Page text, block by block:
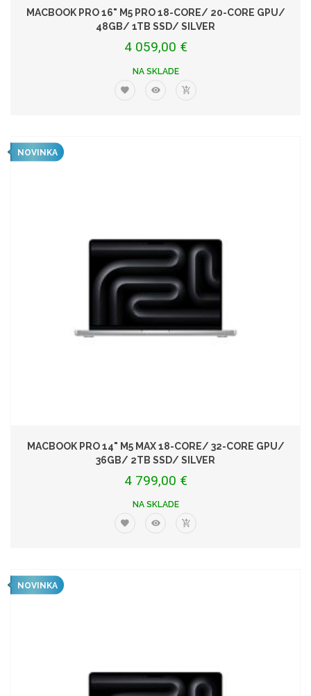
MACBOOK PRO 16" M5 PRO 18-CORE/ 20-CORE GPU/
48GB/ 1TB SSD/ SILVER
4 059,00 €
NA SKLADE
NOVINKA
MACBOOK PRO 14" M5 MAX 18-CORE/ 32-CORE GPU/
36GB/ 2TB SSD/ SILVER
4 799,00 €
NA SKLADE
NOVINKA